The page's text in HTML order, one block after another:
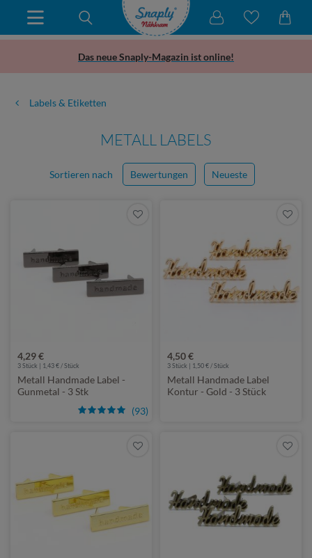
Das neue Snaply-Magazin ist online!
Labels & Etiketten
METALL LABELS
Sortieren nach Bewertungen Neueste
4,29 €
(93)
3 Stück | 1,43 € / Stück
Metall Handmade Label -
Gunmetal - 3 Stk
4,50 €
3 Stück | 1,50 € / Stück
Metall Handmade Label
Kontur - Gold - 3 Stück